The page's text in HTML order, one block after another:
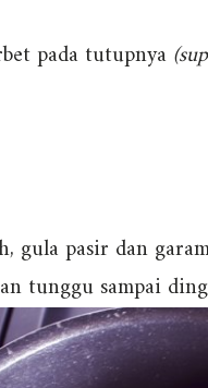
pada tutupnya
gula pasir dan
tunggu sampai